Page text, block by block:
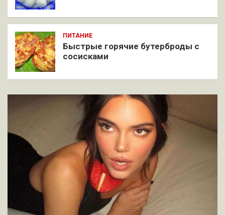
ПИТАНИЕ
Быстрые горячие бутерброды с
сосисками